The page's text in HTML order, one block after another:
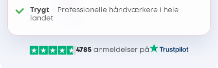
Trygt – Professionelle håndværkere i hele
landet
4785 anmeldelser på